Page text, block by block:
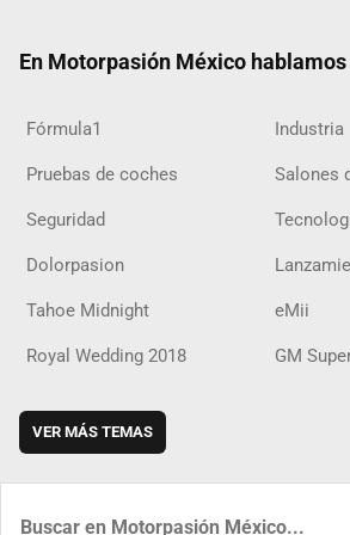
En Motorpasión México hablamos
Fórmula1 Industria
Pruebas de coches Salones
Seguridad
Dolorpasion
Tahoe Midnight eMii
Royal Wedding 2018 GM
VER MÁS TEMAS